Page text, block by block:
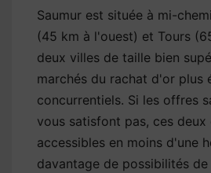
Saumur est située à mi-
(45 km à l'ouest) et Tours
deux villes de taille bien
marchés du rachat d'or plus
concurrentiels. Si les offres
vous satisfont pas, ces
accessibles en moins d'une
davantage de possibilités de